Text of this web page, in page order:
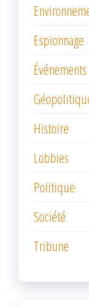
Espionnage
Événements
Histoire
Lobbies
Politique
Société
Tribune